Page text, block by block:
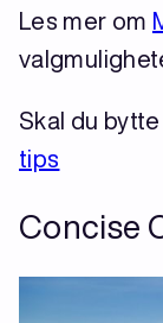
Les mer om
Skal du
tips
Concise